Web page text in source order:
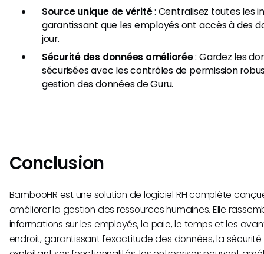
Source unique de vérité: Centralisez toutes les
garantissant que les employés ont accès à des
jour.
Sécurité des données améliorée: Gardez les
sécurisées avec les contrôles de permission
gestion des données de Guru.
Conclusion
BambooHR est une solution de logiciel RH complète
améliorer la gestion des ressources humaines. Elle
informations sur les employés, la paie, le temps et les
endroit, garantissant l'exactitude des données, la sécurité